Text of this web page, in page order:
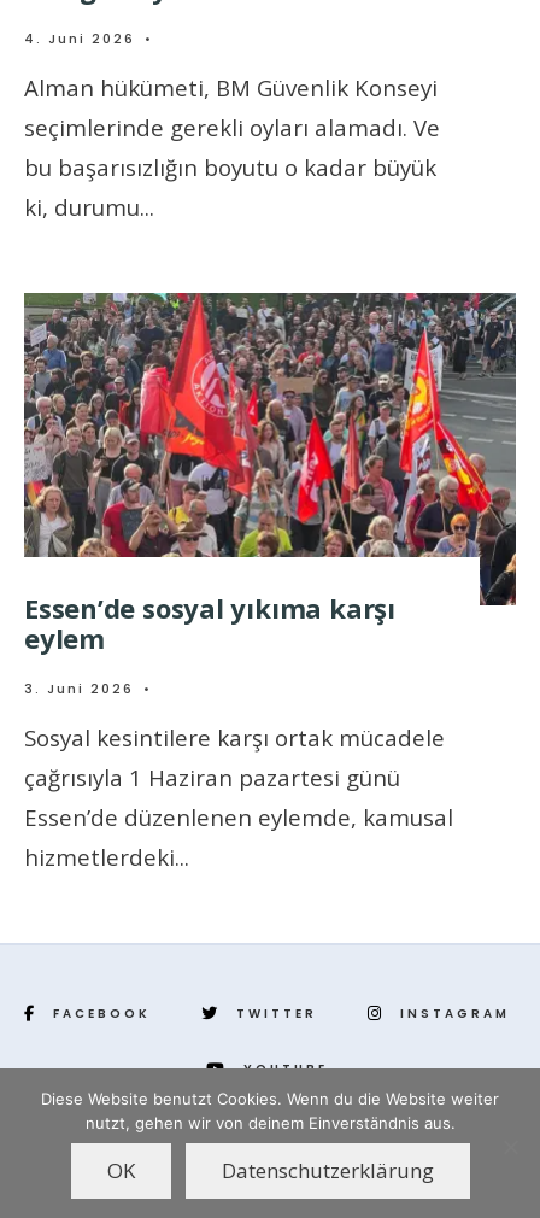
4. Juni 2026 •
Alman hükümeti, BM Güvenlik Konseyi
seçimlerinde gerekli oyları alamadı. Ve
bu başarısızlığın boyutu o kadar büyük
ki, durumu...
Essen’de sosyal yıkıma karşı
eylem
3. Juni 2026 •
Sosyal kesintilere karşı ortak mücadele
çağrısıyla 1 Haziran pazartesi günü
Essen’de düzenlenen eylemde, kamusal
hizmetlerdeki...
FACEBOOK TWITTER INSTAGRAM
YOUTUBE
www.yenihayat.de
Diese Website benutzt Cookies. Wenn du die Website weiter
nutzt, gehen wir von deinem Einverständnis aus.
OK Datenschutzerklärung